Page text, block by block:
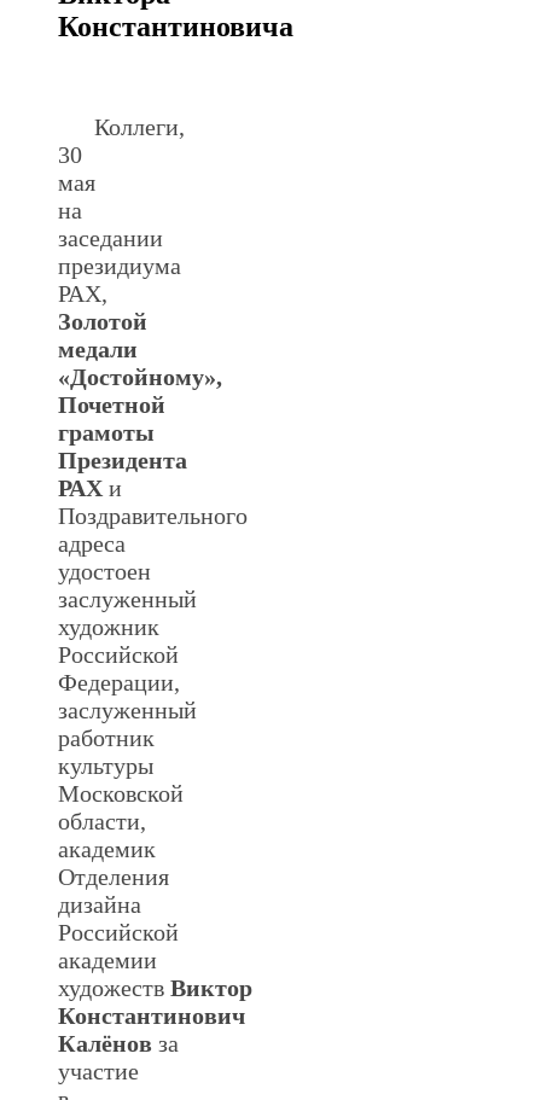
Константиновича
Коллеги,
30
мая
на
заседании
президиума
РАХ,
Золотой
медали
«Достойному»,
Почетной
грамоты
Президента
РАХ и
Поздравительного
адреса
удостоен
заслуженный
художник
Российской
Федерации,
заслуженный
работник
культуры
Московской
области,
академик
Отделения
дизайна
Российской
академии
художеств Виктор
Константинович
Калёнов за
участие